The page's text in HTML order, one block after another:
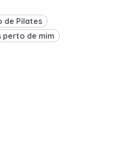
de Pilates
perto de mim